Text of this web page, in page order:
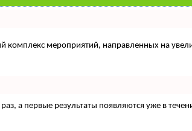
комплекс мероприятий, направленных на
а первые результаты появляются уже в